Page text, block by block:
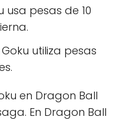
usa pesas de 10
utiliza pesas
en Dragon Ball
En Dragon Ball